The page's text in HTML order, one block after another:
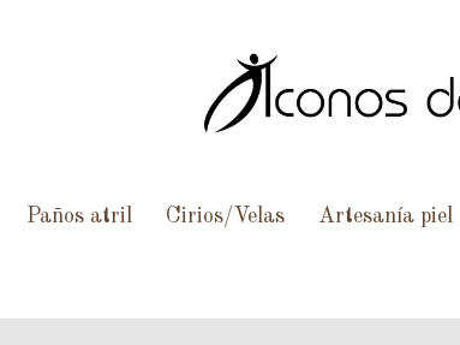
Paños atril Cirios/Velas Artesanía piel